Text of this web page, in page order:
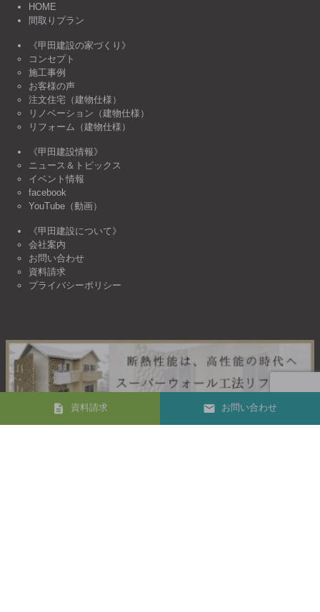
HOME
間取りプラン
《甲田建設の家づくり》
コンセプト
施工事例
お客様の声
注文住宅（建物仕様）
リノベーション（建物仕様）
リフォーム（建物仕様）
《甲田建設情報》
ニュース＆トピックス
イベント情報
facebook
YouTube（動画）
《甲田建設について》
会社案内
お問い合わせ
資料請求
プライバシーポリシー
資料請求 お問い合わせ